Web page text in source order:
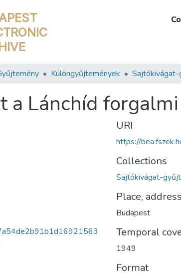
Különgyűjtemények
a Lánchíd
URI
https://
Collections
Sajtókivágat-
Place, address
Budapest
Temporal
1949
Format